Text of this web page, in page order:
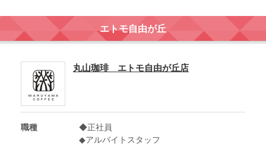
エトモ自由が丘
丸山珈琲 エトモ自由が丘店
職種
◆正社員
◆アルバイトスタッフ